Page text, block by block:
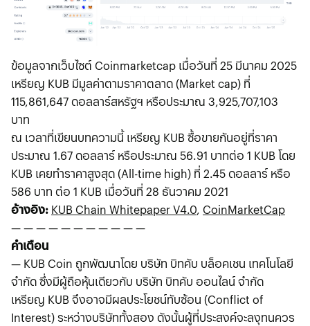
ข้อมูลจากเว็บไซต์ Coinmarketcap เมื่อวันที่ 25 มีนาคม 2025
เหรียญ KUB มีมูลค่าตามราคาตลาด (Market cap) ที่
115,861,647 ดอลลาร์สหรัฐฯ หรือประมาณ 3,925,707,103
บาท
ณ เวลาที่เขียนบทความนี้ เหรียญ KUB ซื้อขายกันอยู่ที่ราคา
ประมาณ 1.67 ดอลลาร์ หรือประมาณ 56.91 บาทต่อ 1 KUB โดย
KUB เคยทำราคาสูงสุด (All-time high) ที่ 2.45 ดอลลาร์ หรือ
586 บาท ต่อ 1 KUB เมื่อวันที่ 28 ธันวาคม 2021
อ้างอิง: KUB Chain Whitepaper V4.0, CoinMarketCap
— — — — — — — — — — —
คำเตือน
— KUB Coin ถูกพัฒนาโดย บริษัท บิทคับ บล็อคเชน เทคโนโลยี
จำกัด ซึ่งมีผู้ถือหุ้นเดียวกับ บริษัท บิทคับ ออนไลน์ จำกัด
เหรียญ KUB จึงอาจมีผลประโยชน์ทับซ้อน (Conflict of
Interest) ระหว่างบริษัททั้งสอง ดังนั้นผู้ที่ประสงค์จะลงุทนควร